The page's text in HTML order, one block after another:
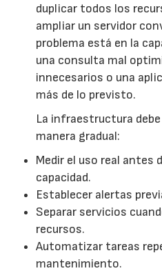
duplicar todos los
ampliar un servidor
problema está en la
una consulta mal
innecesarios o una
más de lo previsto.
La infraestructura
manera gradual:
Medir el uso real antes
capacidad.
Establecer alertas
Separar servicios
recursos.
Automatizar tareas
mantenimiento.